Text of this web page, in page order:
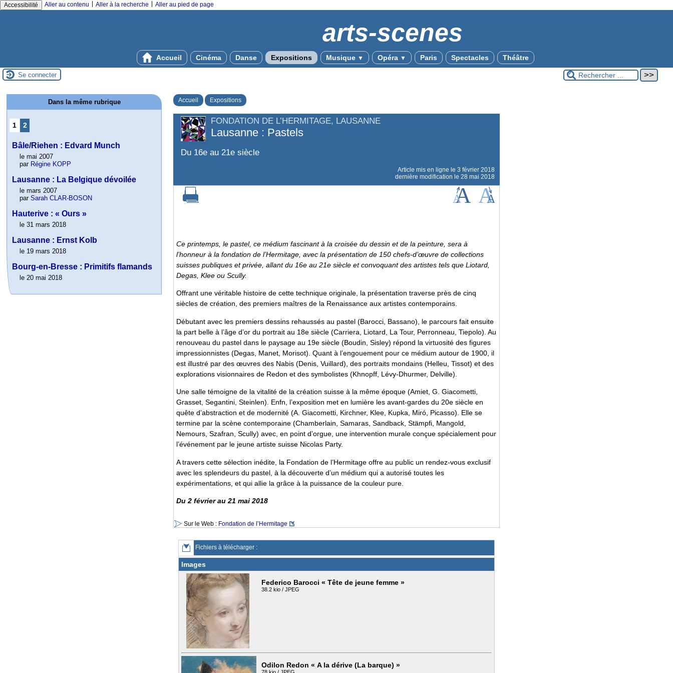
Accessibilité Aller au contenu Aller à la recherche Aller au pied de page
arts-scenes
Accueil Cinéma Danse Expositions Musique ▼ Opéra ▼ Paris Spectacles Théâtre
Se connecter
Accueil Expositions
FONDATION DE L’HERMITAGE, LAUSANNE
Lausanne : Pastels
Du 16e au 21e siècle
Article mis en ligne le 3 février 2018
dernière modification le 28 mai 2018
Ce printemps, le pastel, ce médium fascinant à la croisée du dessin et de la peinture, sera à
l’honneur à la fondation de l’Hermitage, avec la présentation de 150 chefs-d’œuvre de collections
suisses publiques et privée, allant du 16e au 21e siècle et convoquant des artistes tels que Liotard,
Degas, Klee ou Scully.
Offrant une véritable histoire de cette technique originale, la présentation traverse près de cinq
siècles de création, des premiers maîtres de la Renaissance aux artistes contemporains.
Débutant avec les premiers dessins rehaussés au pastel (Barocci, Bassano), le parcours fait ensuite
la part belle à l’âge d’or du portrait au 18e siècle (Carriera, Liotard, La Tour, Perronneau, Tiepolo). Au
renouveau du pastel dans le paysage au 19e siècle (Boudin, Sisley) répond la virtuosité des figures
impressionnistes (Degas, Manet, Morisot). Quant à l’engouement pour ce médium autour de 1900, il
est illustré par des œuvres des Nabis (Denis, Vuillard), des portraits mondains (Helleu, Tissot) et des
explorations visionnaires de Redon et des symbolistes (Khnopff, Lévy-Dhurmer, Delville).
Une salle témoigne de la vitalité de la création suisse à la même époque (Amiet, G. Giacometti,
Grasset, Segantini, Steinlen). Enfn, l’exposition met en lumière les avant-gardes du 20e siècle en
quête d’abstraction et de modernité (A. Giacometti, Kirchner, Klee, Kupka, Miró, Picasso). Elle se
termine par la scène contemporaine (Chamberlain, Samaras, Sandback, Stämpfi, Mangold,
Nemours, Szafran, Scully) avec, en point d’orgue, une intervention murale conçue spécialement pour
l’événement par le jeune artiste suisse Nicolas Party.
A travers cette sélection inédite, la Fondation de l’Hermitage offre au public un rendez-vous exclusif
avec les splendeurs du pastel, à la découverte d’un médium qui a autorisé toutes les
expérimentations, et qui allie la grâce à la puissance de la couleur pure.
Du 2 février au 21 mai 2018
Sur le Web : Fondation de l’Hermitage
Fichiers à télécharger :
Images
Federico Barocci « Tête de jeune femme »
38.2 kio / JPEG
Odilon Redon « A la dérive (La barque) »
Dans la même rubrique
1 2
Bâle/Riehen : Edvard Munch
le mai 2007
par Régine KOPP
Lausanne : La Belgique dévoilée
le mars 2007
parSarah CLAR-BOSON
Hauterive : « Ours »
le 31 mars 2018
Lausanne : Ernst Kolb
le 19 mars 2018
Bourg-en-Bresse : Primitifs flamands
le 20 mai 2018